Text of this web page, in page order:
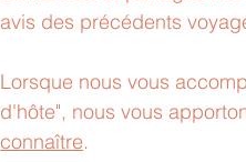
avis des précédents
Lorsque nous vous
d'hôte", nous vous
connaître.